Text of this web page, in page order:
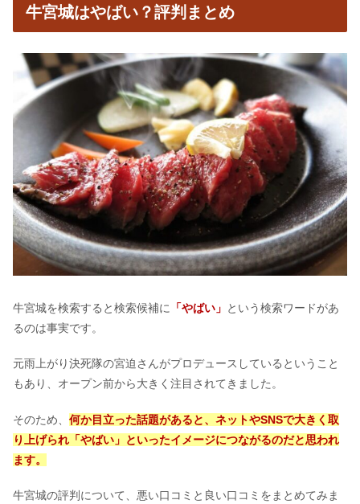
る？アカチャンホンポ・西松屋も
田所商店がまずい評判は本当？どの味
噌がうますぎる？口コミ調査
玄米食べ続けた結果｜まずい＆美味し
くない？農薬を落とす方法
ガストは勉強禁止店舗がある？滞在時
は嘘？売り切れで池袋は並ぶ？
コントレックスの副作用｜味がやば
い・まずい？腎臓に負担かかる？
カスピ海ヨーグルトを食べ続けた結
牛宮城はやばい？評判まとめ
牛宮城を検索すると検索候補に 「やばい」 という検索ワードがあ
るのは事実です。
元雨上がり決死隊の宮迫さんがプロデュースしているということ
もあり、オープン前から大きく注目されてきました。
そのため、 何か目立った話題があると、ネットやSNSで大きく取
り上げられ「やばい」といったイメージにつながるのだと思われ
ます。
牛宮城の評判について、悪い口コミと良い口コミをまとめてみま